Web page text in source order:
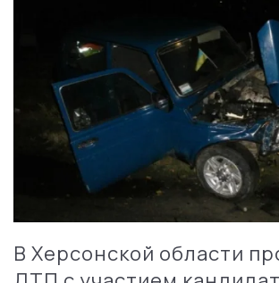
В Херсонской области